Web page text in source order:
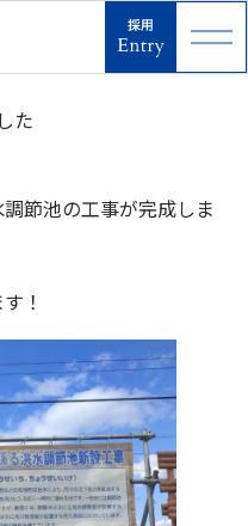
た
節池の工事が完成しま
！